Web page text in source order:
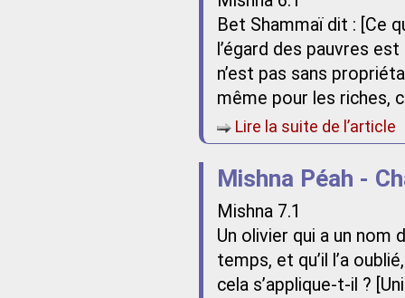
Bet Shammaï dit : [Ce
l’égard des pauvres
n’est pas sans
même pour les riches,
Lire la suite de l’article
Mishna Péah -
Mishna 7.1
Un olivier qui a un nom
temps, et qu’il l’a
cela s’applique-t-il ?